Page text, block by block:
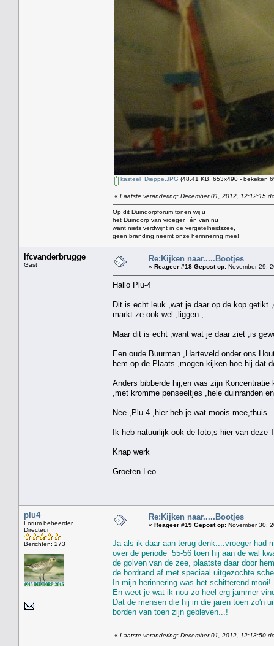
kasteel_Dieppe.JPG (48.41 KB, 653x490 - bekeken
« Laatste verandering: December 01, 2012, 12:12:15
Op dit Duindorpforum tonen wij u
het Duindorp van vroeger, én van nu
want niets verdwijnt in de vergetelheidszee,
geen branding neemt onze herinnering mee!
lfcvanderbrugge
Gast
Re:Kijken naar.....Bootjes
« Reageer #18 Gepost op: November 29,
Hallo Plu-4
Dit is echt leuk ,wat je daar op de kop getikt
markt ze ook wel ,liggen ,
Maar dit is echt ,want wat je daar ziet ,is
Een oude Buurman ,Harteveld onder ons
hem op de Plaats ,mogen kijken hoe hij dat
Anders bibberde hij,en was zijn
,met kromme penseeltjes ,hele duinranden
Nee ,Plu-4 ,hier heb je wat moois mee,thuis.
Ik heb natuurlijk ook de foto,s hier van deze
Knap werk
Groeten Leo
plu4
Forum beheerder
Directeur
Berichten: 273
Re:Kijken naar.....Bootjes
« Reageer #19 Gepost op: November 30,
Ja als ik daar aan terug denk....vroeger had
over de periode 55-56 toen hij aan de wal
de golven van de zee, plaatste daar door
de bordrand af met speciaal uitgezochte
In mijn herinnering was het schitterend mooi!
En weet je wat ik nou zo heel erg jammer
Dat de mensen die hij in die jaren toen zo'n
borden van toen zijn gebleven...!
« Laatste verandering: December 01, 2012, 12:13:50